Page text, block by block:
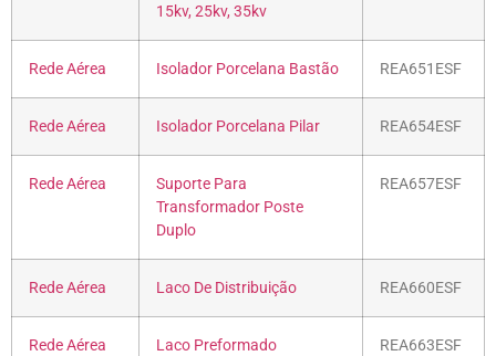
15kv, 25kv, 35kv
Rede Aérea Isolador Porcelana Bastão REA651ESF
Rede Aérea Isolador Porcelana Pilar REA654ESF
Rede Aérea
Suporte Para
Transformador Poste
Duplo
REA657ESF
Rede Aérea Laco De Distribuição REA660ESF
Rede Aérea Laco Preformado REA663ESF